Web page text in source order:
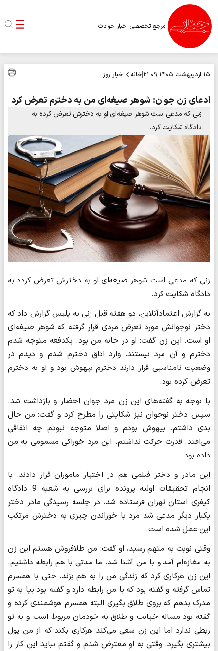
مرجع تخصصی اخبار حوادث
۱۵ اردیبهشت ۱۴۰۵ ۲۱:۰۹ خانه اخبار روز
ادعای زن جوان: شوهر صیغه‌ای من به دخترم تعرض کرد
زنی که مدعی است شوهر صیغه‌ای‌ او به دخترش تعرض کرده به
دادگاه شکایت کرد.
زنی که مدعی است شوهر صیغه‌ای‌ او به دخترش تعرض کرده به
دادگاه شکایت کرد.
به گزارش اعتمادآنلاین، دو هفته قبل زنی به پلیس گزارش داد که
دختر نوجوانش مورد تعرض مردی قرار گرفته که شوهر صیغه‌ای
او است. این زن گفت: او در خانه من بود. یکدفعه متوجه شدم
دخترم و آن مرد نیستند. وارد اتاق دخترم شدم و دیدم در
وضعیت نامناسبی قرار دارند دخترم بیهوش بود و او به دخترم
تعرض کرده‌ بود.
با توجه به گفته‌های این زن مرد جوان احضار و بازداشت شد.
سپس دختر نوجوان نیز شکایتی را مطرح کرد و گفت: من حال
بدی داشتم. بیهوش بودم و اصلا متوجه نبودم چه اتفاقی
می‌افتد. قدرت حرکت نداشتم. این مرد خوراکی مسمومی به من
داده بود.
این مادر و دختر فیلمی هم در اختیار ماموران قرار دادند. با
انجام تحقیقات اولیه پرونده برای بررسی به شعبه 9 دادگاه
کیفری استان تهران فرستاده شد. در جلسه رسیدگی مادر دختر
یکبار دیگر مدعی شد مرد با خوراندن چیزی به دخترش مرتکب
این عمل شده‌ است.
وقتی نوبت به متهم رسید، او گفت: من طلافروش هستم این زن
به مغازه‌ام آمد و با من آشنا شد. ما مدتی با هم رابطه داشتیم.
این زن هرکاری کرد که زندگی من را به هم بزند. حتی با همسرم
تماس گرفته و گفته بود که با من رابطه دارد و گفته‌ بود بیا به تو
مدرک بدهم که بروی طلاق بگیری البته همسرم هوشمندی کرده و
گفته ‌بود مساله خیانت و طلاق به خودمان مربوط است و به تو
ربطی ندارد اما این زن سعی می‌کند هرکاری بکند که از من پول
بیشتری بگیرد. وقتی به او معترض شدم و گفتم نباید این کار را